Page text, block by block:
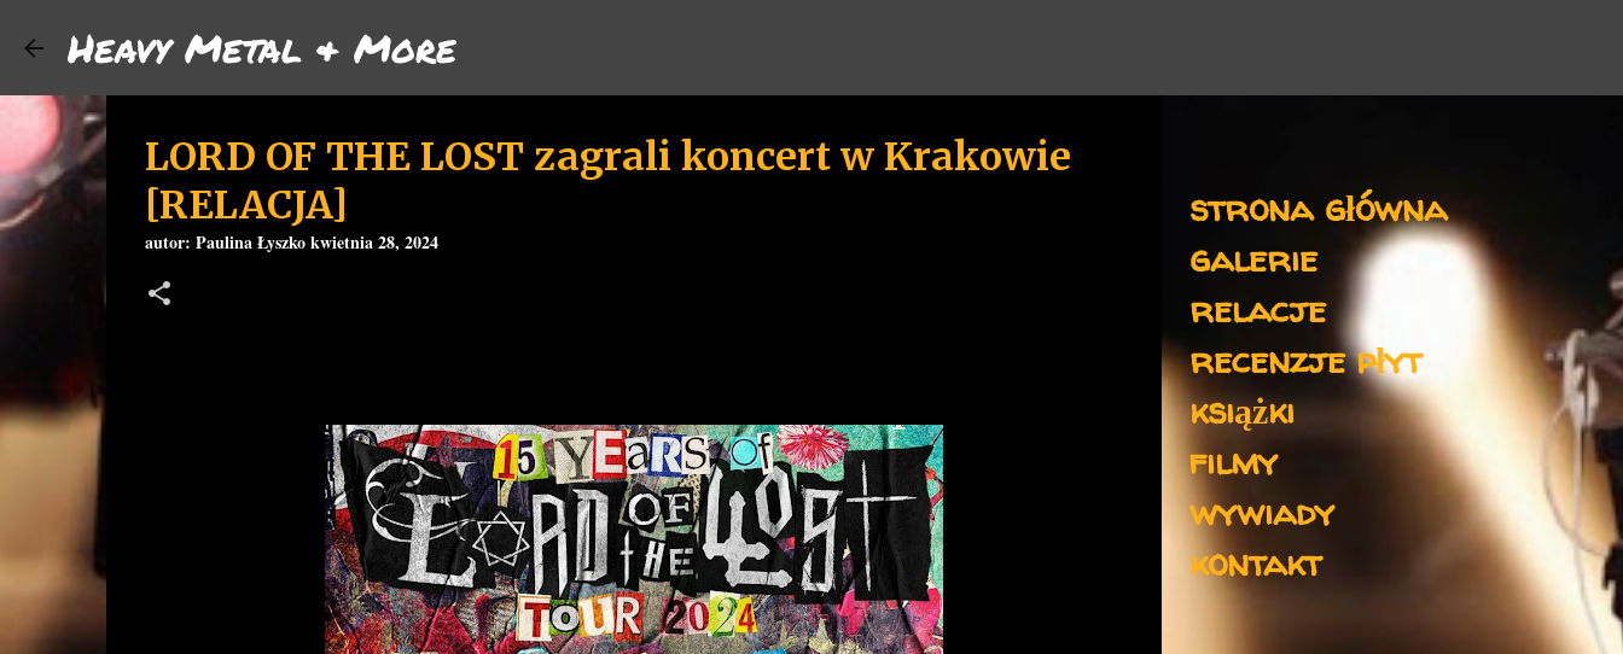
Heavy Metal & More
LORD OF THE LOST zagrali koncert w Krakowie
[RELACJA]
autor: Paulina Łyszko kwietnia 28, 2024
strona główna
galerie
relacje
recenzje płyt
książki
filmy
wywiady
kontakt